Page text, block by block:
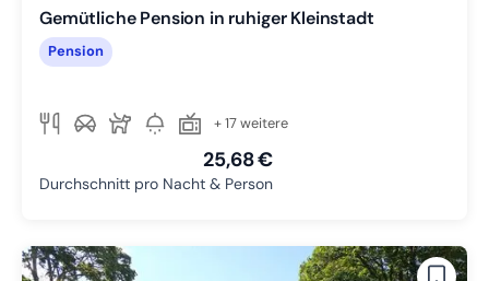
Gemütliche Pension in ruhiger Kleinstadt
Pension
+ 17 weitere
25,68 €
Durchschnitt pro Nacht & Person